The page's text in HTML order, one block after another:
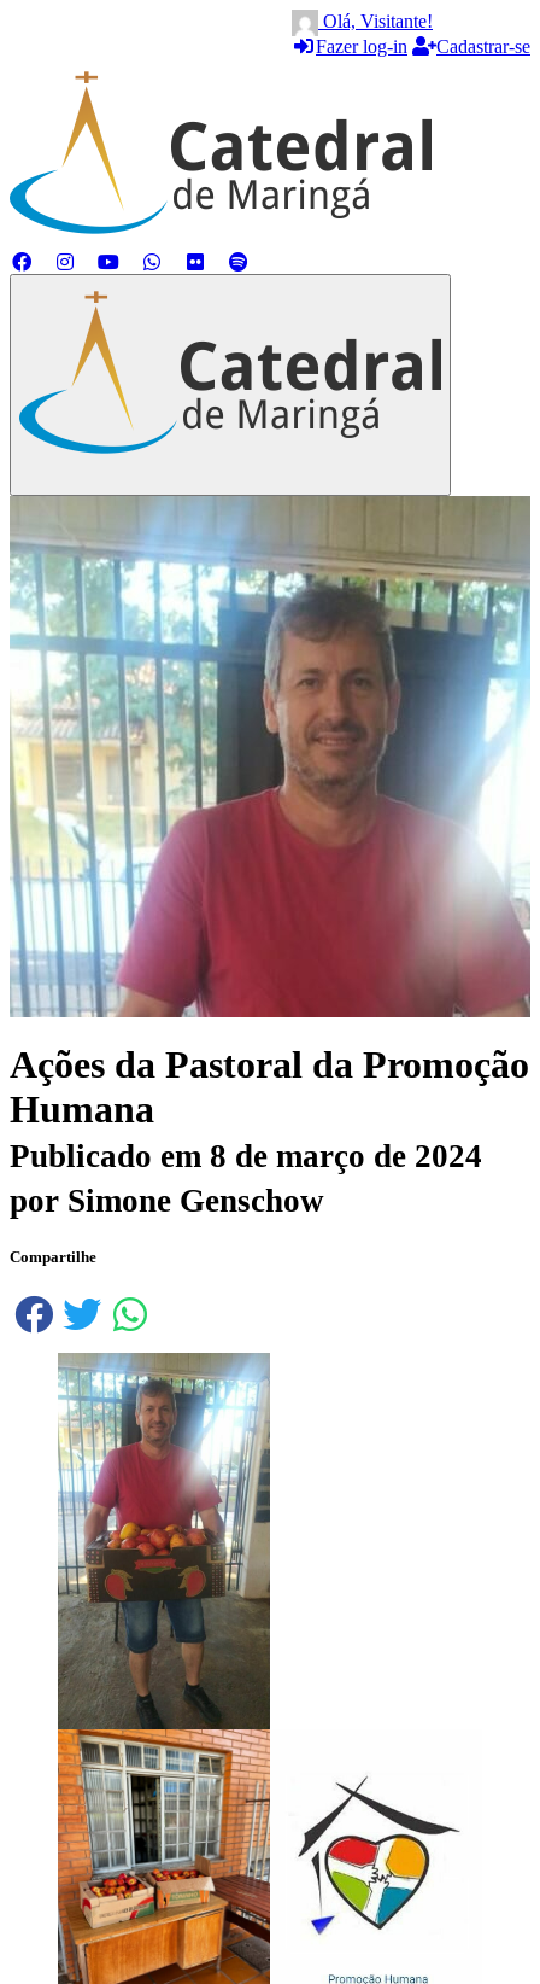
Olá, Visitante!
Fazer log-in
Cadastrar-se
Ações da Pastoral da Promoção
Humana
Publicado em 8 de março de 2024
por Simone Genschow
Compartilhe